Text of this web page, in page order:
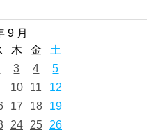
9 月
木 金
土
3 4
5
10 11
12
17 18
19
24 25
26